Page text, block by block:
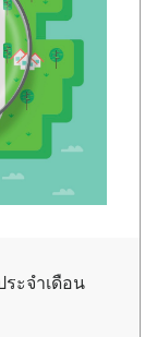
ระจำเดือน